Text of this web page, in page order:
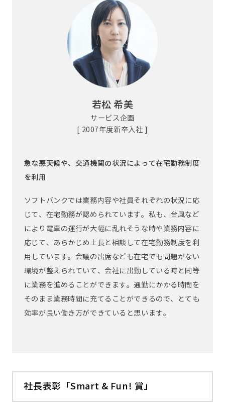
若松 希美
サービス企画
[ 2007年度新卒入社 ]
急な悪天候や、交通機関の状況によって在宅勤務制度
を利用
ソフトバンクでは業務内容や社員それぞれの状況に応
じて、在宅勤務が認められています。私も、台風など
により電車の運行が大幅に乱れそうな時や業務内容に
応じて、あらかじめ上長と相談して在宅勤務制度を利
用しています。会議の出席なども在宅でも問題がない
環境が整えられていて、会社に出勤している時と同等
に業務を進めることができます。通勤にかかる時間を
そのまま業務時間に充てることができるので、とても
効率が良い働き方ができていると思います。
社長表彰「Smart & Fun! 賞」